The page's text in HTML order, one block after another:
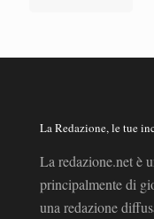
La Redazione, le tue
La redazione.net è
principalmente di
una redazione